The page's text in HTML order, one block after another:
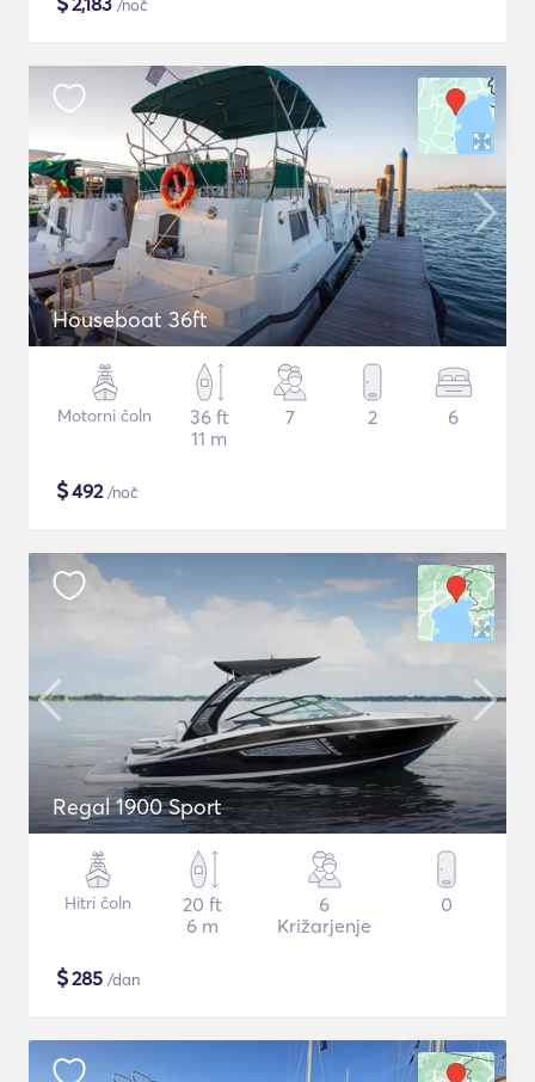
/noč
Houseboat 36ft
Motorni čoln
36 ft
11 m
7 2 6
$492/noč
Regal 1900 Sport
Hitri čoln
20 ft
6 m
6
Križarjenje
0
$285 /dan